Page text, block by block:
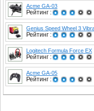
Acme GA-03
Рейтинг :
Genius Speed Wheel 3
Рейтинг :
Logitech Formula Force EX
Рейтинг :
Acme GA-05
Рейтинг :